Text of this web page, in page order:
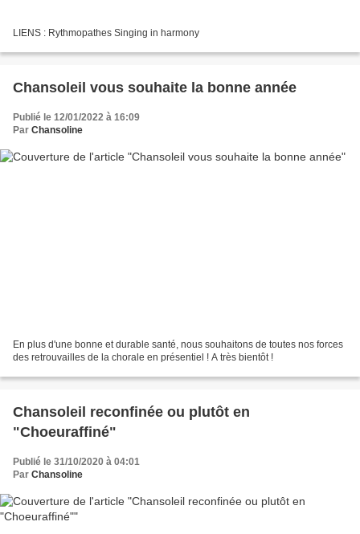
LIENS : Rythmopathes Singing in harmony
Chansoleil vous souhaite la bonne année
Publié le 12/01/2022 à 16:09
Par Chansoline
En plus d'une bonne et durable santé, nous souhaitons de toutes nos forces
des retrouvailles de la chorale en présentiel ! A très bientôt !
Chansoleil reconfinée ou plutôt en
"Choeuraffiné"
Publié le 31/10/2020 à 04:01
Par Chansoline